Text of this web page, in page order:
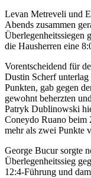
Levan Metreveli und
Abends zusammen
Überlegenheitssiegen
die Hausherren eine
Vorentscheidend für
Dustin Scherf
Punkten, gab gegen
gewohnt beherzten
Patryk Dublinowski
Coneydo Ruano beim
mehr als zwei Punkte
George Bucur sorgte
Überlegenheitssieg
12:4-Führung und